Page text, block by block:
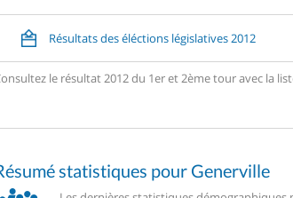
Résultats des éléctions législatives 2012
le résultat 2012 du 1er et 2ème tour avec la
statistiques pour Generville